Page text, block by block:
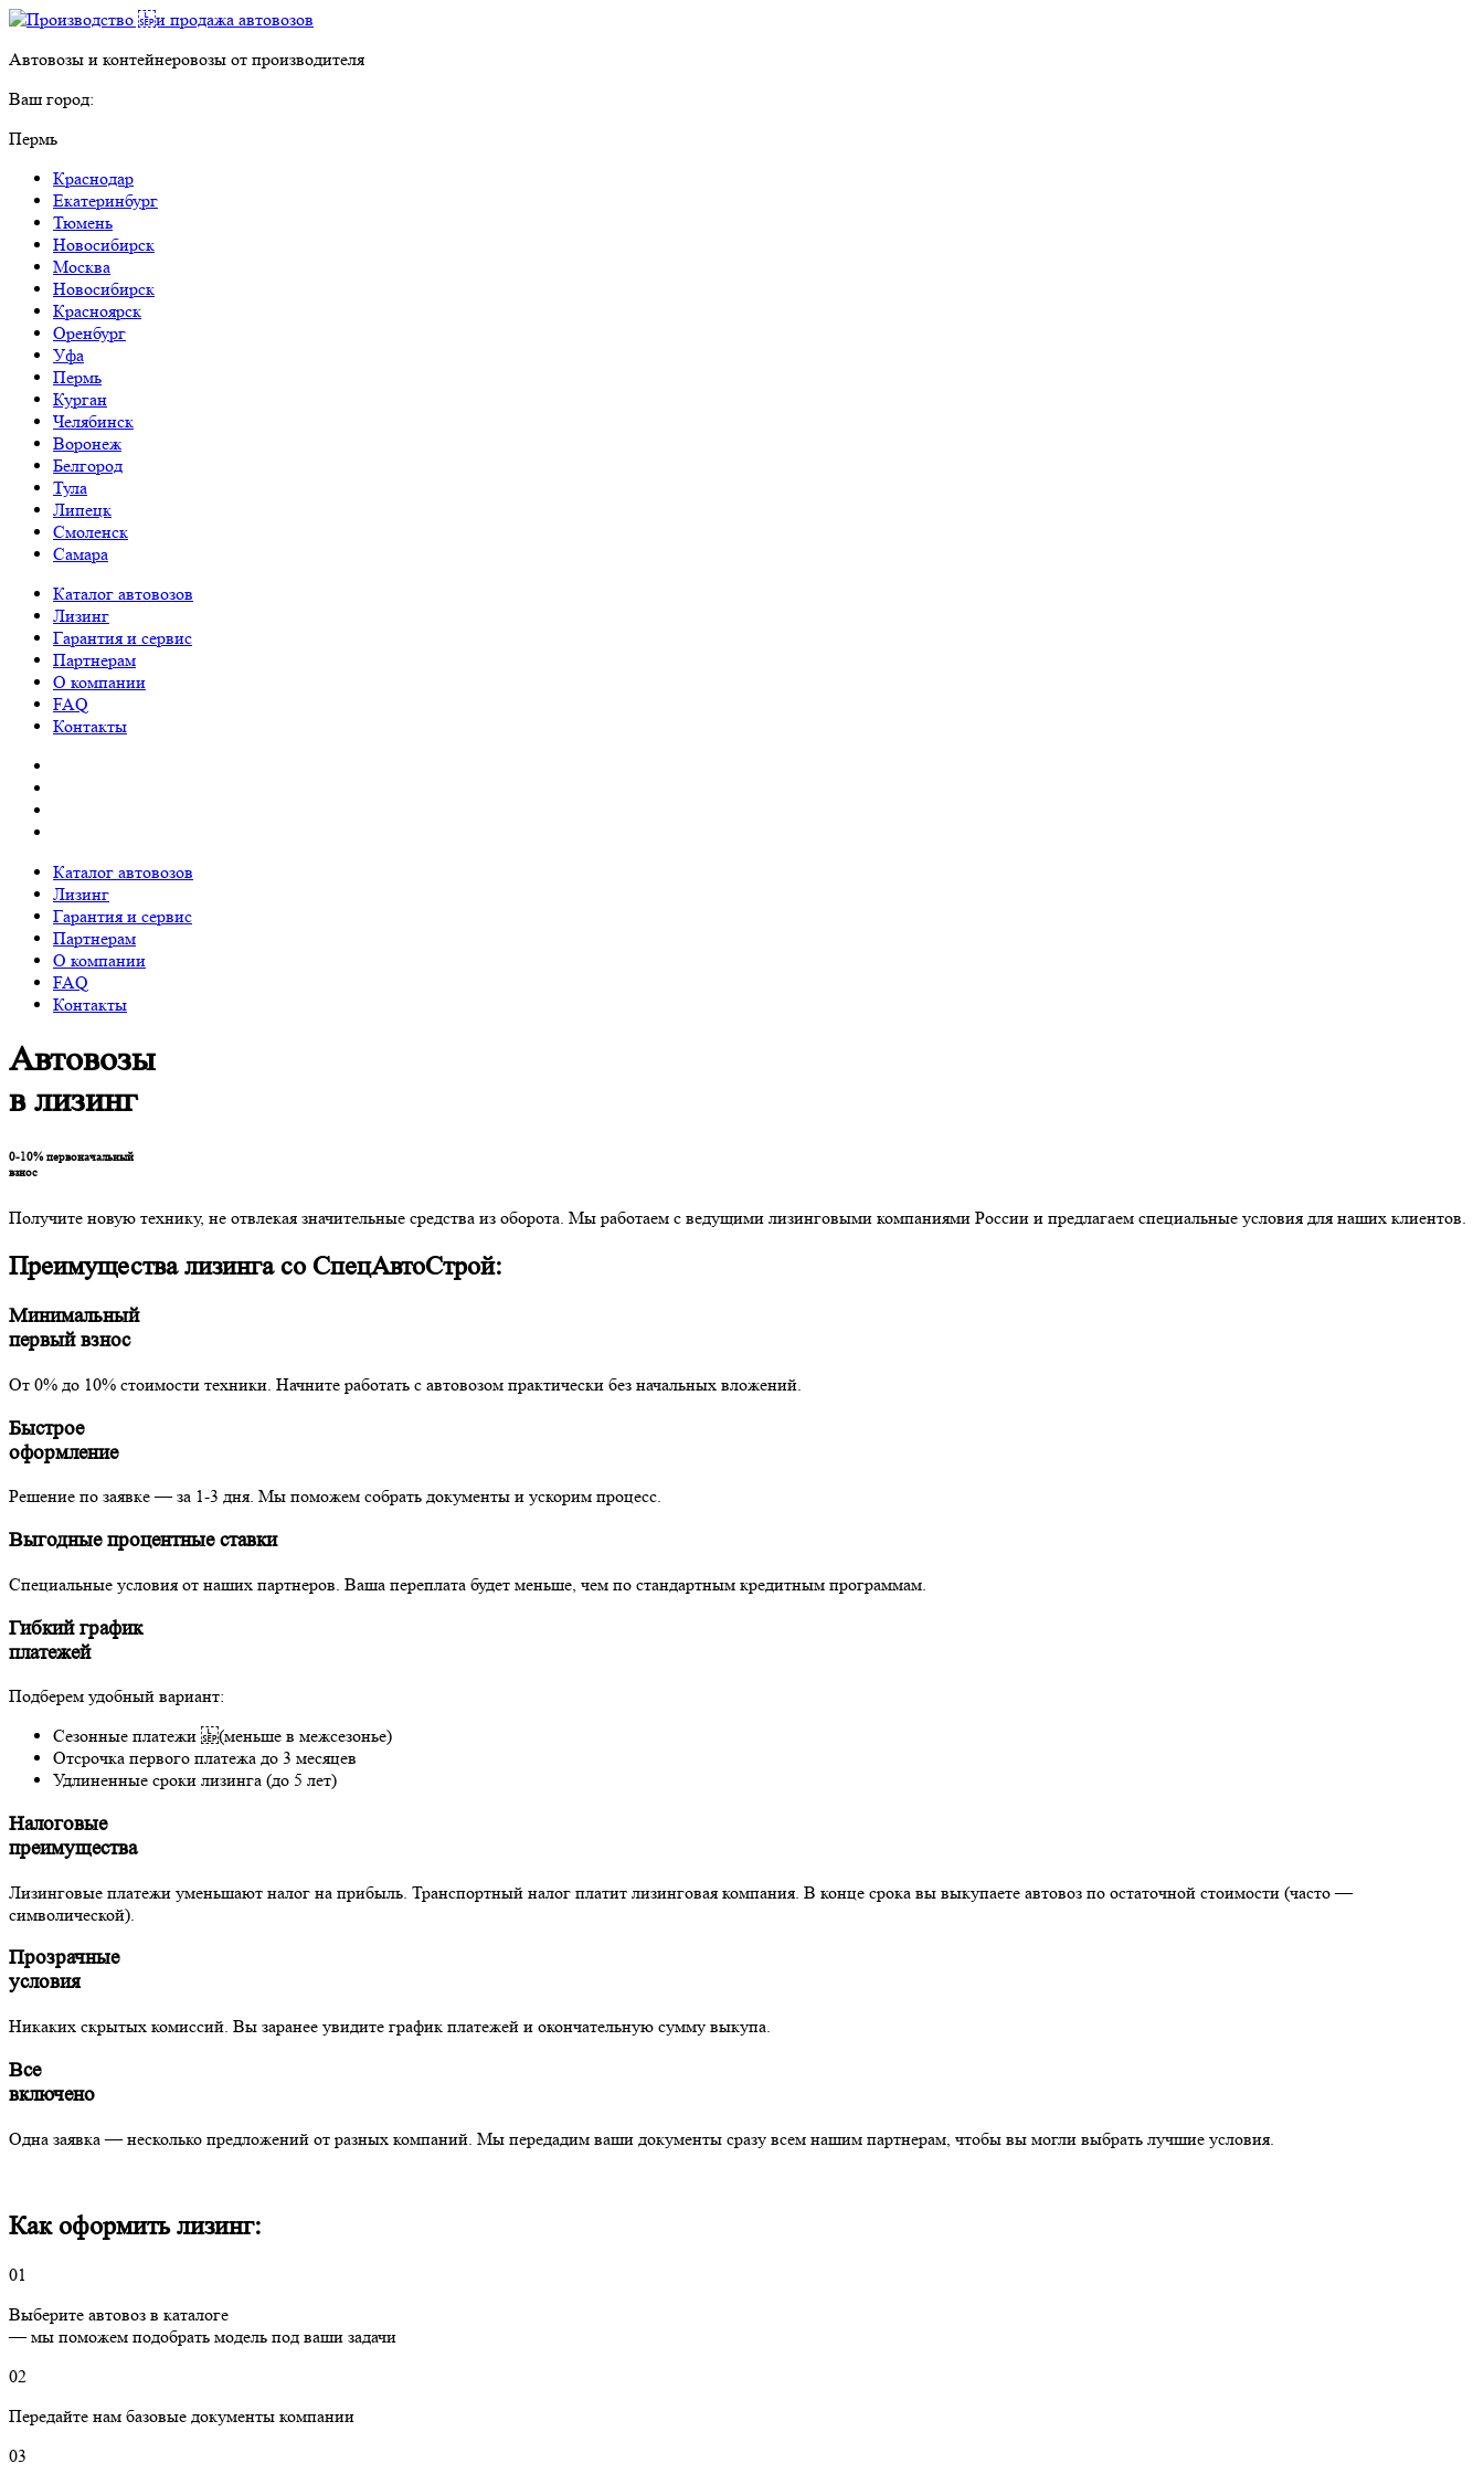
Автовозы и контейнеровозы от производителя
Ваш город:
Пермь
Краснодар
Екатеринбург
Тюмень
Новосибирск
Москва
Новосибирск
Красноярск
Оренбург
Уфа
Пермь
Курган
Челябинск
Воронеж
Белгород
Тула
Липецк
Смоленск
Самара
Каталог автовозов
Лизинг
Гарантия и сервис
Партнерам
О компании
FAQ
Контакты
Каталог автовозов
Лизинг
Гарантия и сервис
Партнерам
О компании
FAQ
Контакты
Автовозы
в лизинг
0-10%первоначальный
взнос
Получите новую технику, не отвлекая значительные средства из оборота. Мы работаем с ведущими лизинговыми компаниями России и предлагаем специальные условия для наших клиентов.
Преимущества лизинга со СпецАвтоСтрой:
Минимальный
первый взнос
От 0% до 10% стоимости техники. Начните работать с автовозом практически без начальных вложений.
Быстрое
оформление
Решение по заявке — за 1-3 дня. Мы поможем собрать документы и ускорим процесс.
Выгодные процентные ставки
Специальные условия от наших партнеров. Ваша переплата будет меньше, чем по стандартным кредитным программам.
Гибкий график
платежей
Подберем удобный вариант:
Сезонные платежи (меньше в межсезонье)
Отсрочка первого платежа до 3 месяцев
Удлиненные сроки лизинга (до 5 лет)
Налоговые
преимущества
Лизинговые платежи уменьшают налог на прибыль. Транспортный налог платит лизинговая компания. В конце срока вы выкупаете автовоз по остаточной стоимости (часто —
символической).
Прозрачные
условия
Никаких скрытых комиссий. Вы заранее увидите график платежей и окончательную сумму выкупа.
Все
включено
Одна заявка — несколько предложений от разных компаний. Мы передадим ваши документы сразу всем нашим партнерам, чтобы вы могли выбрать лучшие условия.
Как оформить лизинг:
01
Выберите автовоз в каталоге
— мы поможем подобрать модель под ваши задачи
02
Передайте нам базовые документы компании
03